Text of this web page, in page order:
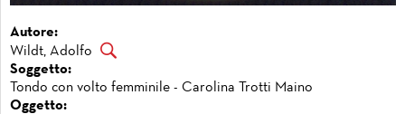
Autore:
Wildt, Adolfo
Soggetto:
Tondo con volto femminile - Carolina Trotti Maino
Oggetto: